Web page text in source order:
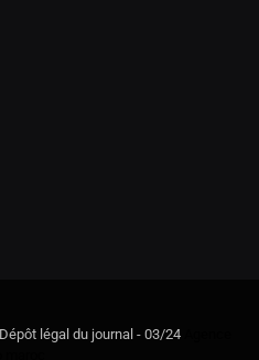
légal du journal - 03/24